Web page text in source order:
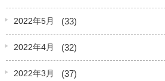
2022年5月 (33)
2022年4月 (32)
2022年3月 (37)